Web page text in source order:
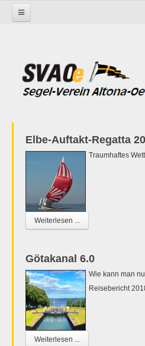
Elbe-Auftakt-Regatta
Traumhaftes
Weiterlesen ...
Götakanal 6.0
Wie kann man
Reisebericht
Weiterlesen ...